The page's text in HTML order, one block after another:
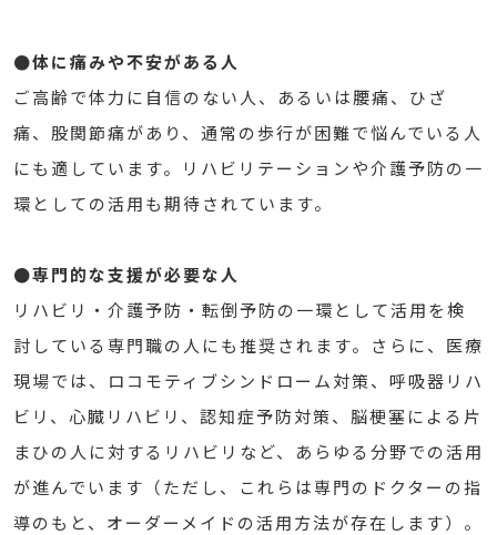
●体に痛みや不安がある人
ご高齢で体力に自信のない人、あるいは腰痛、ひざ
痛、股関節痛があり、通常の歩行が困難で悩んでいる人
にも適しています。リハビリテーションや介護予防の一
環としての活用も期待されています。
●専門的な支援が必要な人
リハビリ・介護予防・転倒予防の一環として活用を検
討している専門職の人にも推奨されます。さらに、医療
現場では、ロコモティブシンドローム対策、呼吸器リハ
ビリ、心臓リハビリ、認知症予防対策、脳梗塞による片
まひの人に対するリハビリなど、あらゆる分野での活用
が進んでいます（ただし、これらは専門のドクターの指
導のもと、オーダーメイドの活用方法が存在します）。